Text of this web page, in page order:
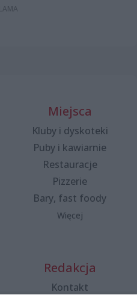
Miejsca
Kluby i dyskoteki
Puby i kawiarnie
Restauracje
Pizzerie
Bary, fast foody
Więcej
Redakcja
Kontakt